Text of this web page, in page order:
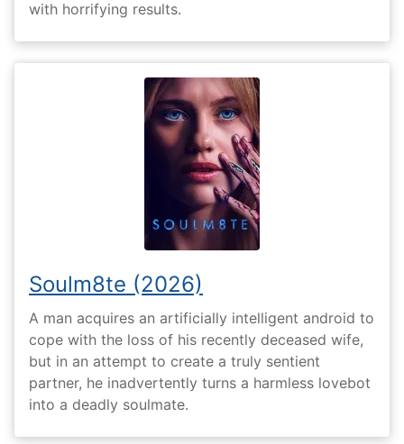
with horrifying results.
Soulm8te (2026)
A man acquires an artificially intelligent android to
cope with the loss of his recently deceased wife,
but in an attempt to create a truly sentient
partner, he inadvertently turns a harmless lovebot
into a deadly soulmate.